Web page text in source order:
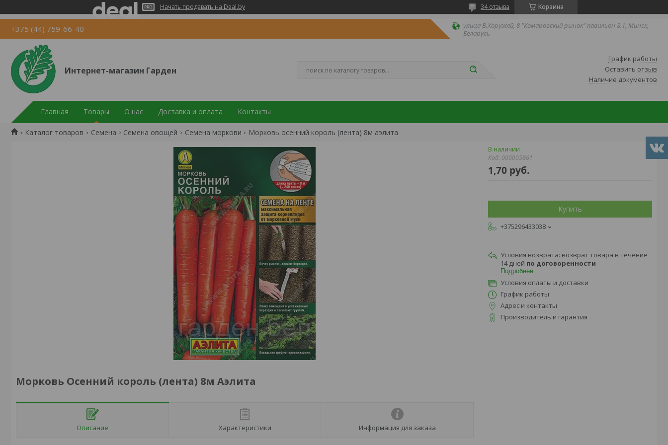
Начать продавать на Deal.by Корзина
34 отзыва
+375 (44) 759-66-40
улица В.Хоружей, 8 "Комаровский рынок" павильон 8.1, Минск,
Беларусь
Интернет-магазин Гарден
График работы
Оставить отзыв
Наличие документов
Главная Товары О нас Доставка и оплата Контакты
Каталог товаров Семена Семена овощей Семена моркови Морковь осенний король (лента) 8м аэлита
Морковь Осенний король (лента) 8м Аэлита
Описание Характеристики Информация для заказа
В наличии
Код: 000005861
1,70 руб.
Купить
+375296433038
возврат товара в течение
14 дней по договоренности
Подробнее
Условия оплаты и доставки
График работы
Адрес и контакты
Производитель и гарантия